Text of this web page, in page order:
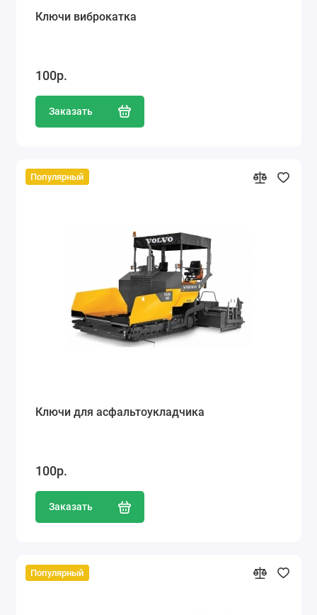
Ключи виброкатка
100р.
Заказать
Популярный
Ключи для асфальтоукладчика
100р.
Заказать
Популярный